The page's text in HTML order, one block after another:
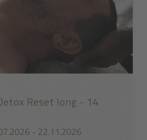
Reset long - 14
- 22.11.2026